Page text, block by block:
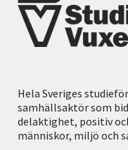
Hela Sveriges
samhällsaktör som
delaktighet, positiv
människor, miljö och